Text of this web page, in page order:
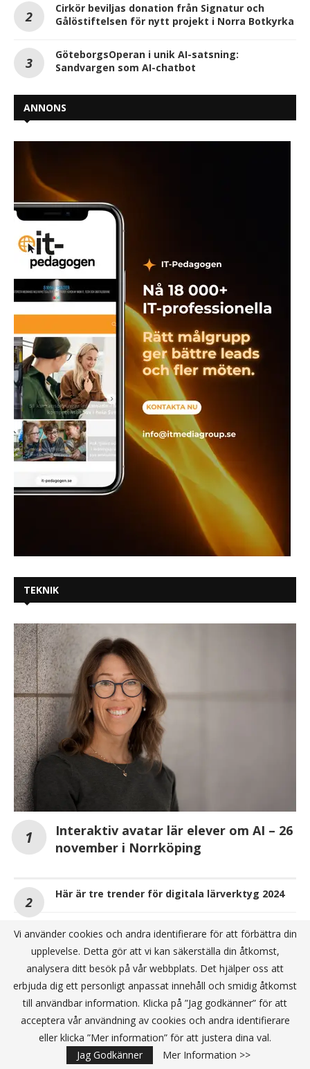
Cirkör beviljas donation från Signatur och
Gålöstiftelsen för nytt projekt i Norra Botkyrka
GöteborgsOperan i unik AI-satsning:
Sandvargen som AI-chatbot
ANNONS
TEKNIK
Interaktiv avatar lär elever om AI – 26
november i Norrköping
Här är tre trender för digitala lärverktyg 2024
Readly lanserar NyhetsQuiz – vill sporra vuxna
och tonåringar att diskutera nyhetshändelser
ANNONS
Vi använder cookies och andra identifierare för att förbättra din
upplevelse. Detta gör att vi kan säkerställa din åtkomst,
analysera ditt besök på vår webbplats. Det hjälper oss att
erbjuda dig ett personligt anpassat innehåll och smidig åtkomst
till användbar information. Klicka på ”Jag godkänner” för att
acceptera vår användning av cookies och andra identifierare
eller klicka ”Mer information” för att justera dina val.
Jag Godkänner
Mer Information >>